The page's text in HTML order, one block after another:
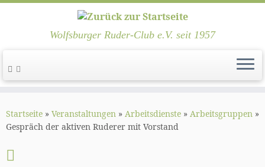
Inhalt
springen
Wolfsburger Ruder-Club e.V. seit 1957
Startseite » Veranstaltungen » Arbeitsdienste » Arbeitsgruppen »
Gespräch der aktiven Ruderer mit Vorstand